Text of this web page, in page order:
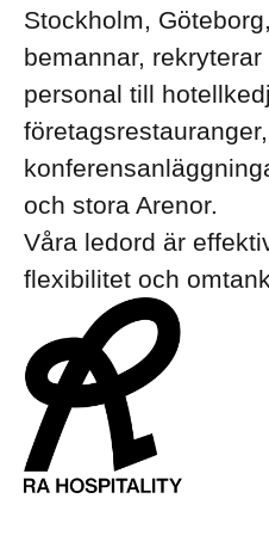
Stockholm,
bemannar,
personal till
och stora Arenor.
Våra ledord är
flexibilitet och